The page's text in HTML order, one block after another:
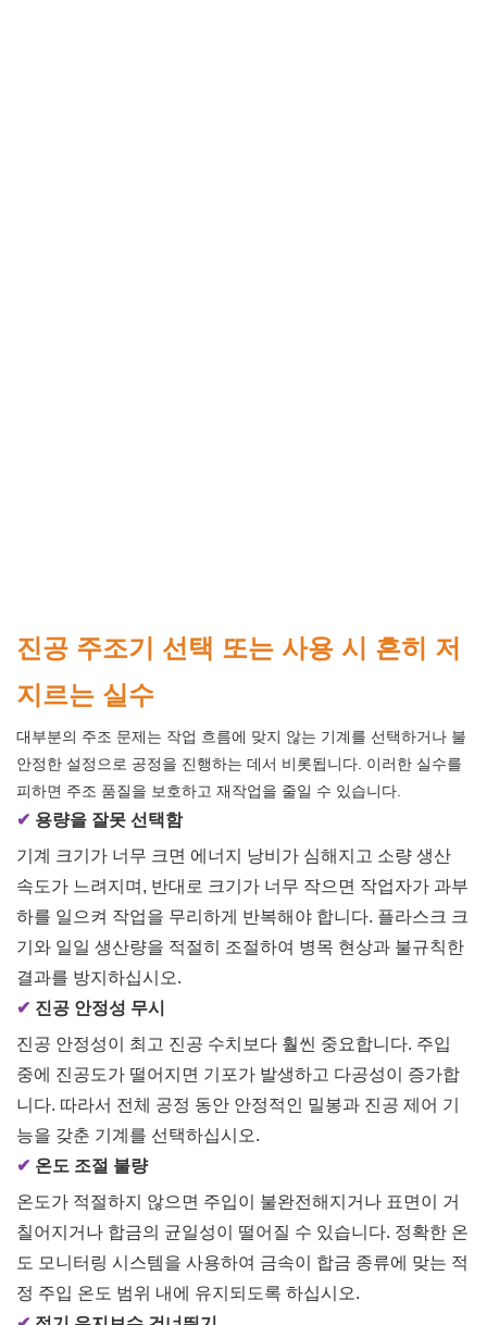
진공 주조기 선택 또는 사용 시 흔히 저
지르는 실수
대부분의 주조 문제는 작업 흐름에 맞지 않는 기계를 선택하거나 불
안정한 설정으로 공정을 진행하는 데서 비롯됩니다. 이러한 실수를
피하면 주조 품질을 보호하고 재작업을 줄일 수 있습니다.
✔ 용량을 잘못 선택함
기계 크기가 너무 크면 에너지 낭비가 심해지고 소량 생산
속도가 느려지며, 반대로 크기가 너무 작으면 작업자가 과부
하를 일으켜 작업을 무리하게 반복해야 합니다. 플라스크 크
기와 일일 생산량을 적절히 조절하여 병목 현상과 불규칙한
결과를 방지하십시오.
✔ 진공 안정성 무시
진공 안정성이 최고 진공 수치보다 훨씬 중요합니다. 주입
중에 진공도가 떨어지면 기포가 발생하고 다공성이 증가합
니다. 따라서 전체 공정 동안 안정적인 밀봉과 진공 제어 기
능을 갖춘 기계를 선택하십시오.
✔ 온도 조절 불량
온도가 적절하지 않으면 주입이 불완전해지거나 표면이 거
칠어지거나 합금의 균일성이 떨어질 수 있습니다. 정확한 온
도 모니터링 시스템을 사용하여 금속이 합금 종류에 맞는 적
정 주입 온도 범위 내에 유지되도록 하십시오.